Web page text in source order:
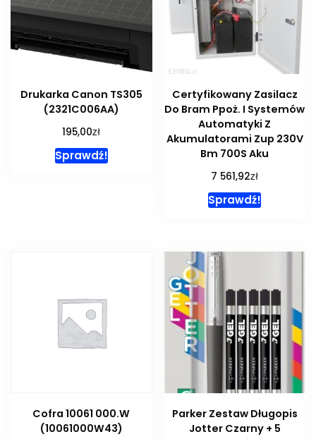
Drukarka Canon TS305
(2321C006AA)
195,00zł
Sprawdź!
Certyfikowany Zasilacz
Do Bram Ppoż. I Systemów
Automatyki Z
Akumulatorami Zup 230V
Bm 700S Aku
7 561,92zł
Sprawdź!
Cofra 10061 000.W
(10061000W43)
Parker Zestaw Długopis
Jotter Czarny + 5